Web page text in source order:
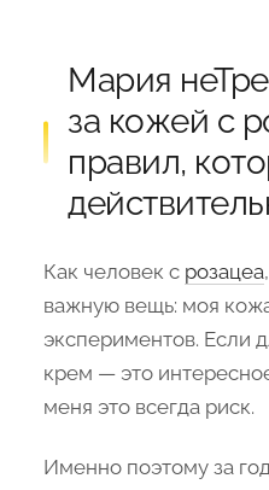
Мария
за кожей с
правил,
Как человек с розацеа
важную вещь: моя
экспериментов. Если
крем — это
меня это всегда риск.
Именно поэтому за